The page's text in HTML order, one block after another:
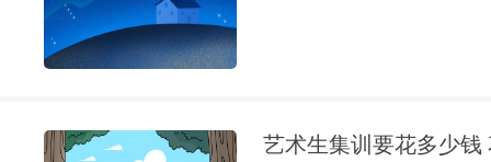
艺术生集训要花多少钱